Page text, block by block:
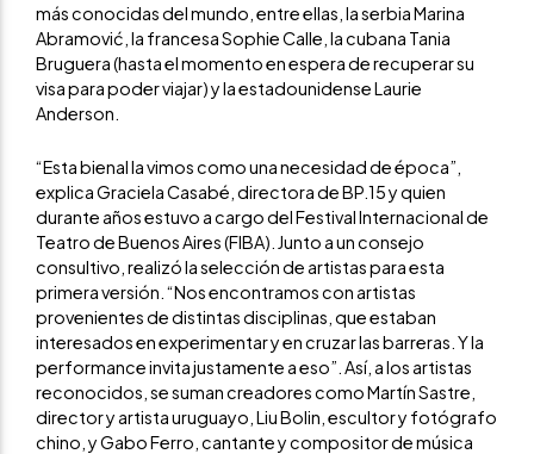
más conocidas del mundo, entre ellas, la serbia Marina
Abramović, la francesa Sophie Calle, la cubana Tania
Bruguera (hasta el momento en espera de recuperar su
visa para poder viajar) y la estadounidense Laurie
Anderson.
“Esta bienal la vimos como una necesidad de época”,
explica Graciela Casabé, directora de BP.15 y quien
durante años estuvo a cargo del Festival Internacional de
Teatro de Buenos Aires (FIBA). Junto a un consejo
consultivo, realizó la selección de artistas para esta
primera versión. “Nos encontramos con artistas
provenientes de distintas disciplinas, que estaban
interesados en experimentar y en cruzar las barreras. Y la
performance invita justamente a eso”. Así, a los artistas
reconocidos, se suman creadores como Martín Sastre,
director y artista uruguayo, Liu Bolin, escultor y fotógrafo
chino, y Gabo Ferro, cantante y compositor de música